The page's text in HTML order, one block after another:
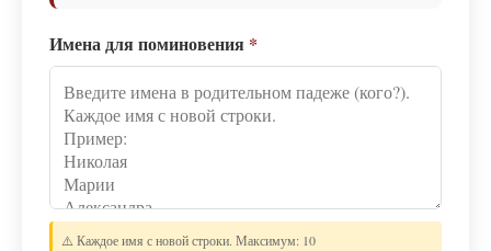
Имена для поминовения *
⚠️ Каждое имя с новой строки. Максимум: 10